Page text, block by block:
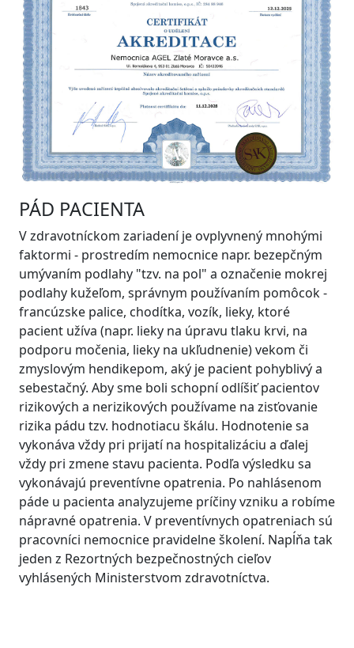
PÁD PACIENTA
V zdravotníckom zariadení je ovplyvnený mnohými
faktormi - prostredím nemocnice napr. bezepčným
umývaním podlahy "tzv. na pol" a označenie mokrej
podlahy kužeľom, správnym používaním pomôcok -
francúzske palice, chodítka, vozík, lieky, ktoré
pacient užíva (napr. lieky na úpravu tlaku krvi, na
podporu močenia, lieky na ukľudnenie) vekom či
zmyslovým hendikepom, aký je pacient pohyblivý a
sebestačný. Aby sme boli schopní odlíšiť pacientov
rizikových a nerizikových používame na zisťovanie
rizika pádu tzv. hodnotiacu škálu. Hodnotenie sa
vykonáva vždy pri prijatí na hospitalizáciu a ďalej
vždy pri zmene stavu pacienta. Podľa výsledku sa
vykonávajú preventívne opatrenia. Po nahlásenom
páde u pacienta analyzujeme príčiny vzniku a robíme
nápravné opatrenia. V preventívnych opatreniach sú
pracovníci nemocnice pravidelne školení. Napĺňa tak
jeden z Rezortných bezpečnostných cieľov
vyhlásených Ministerstvom zdravotníctva.